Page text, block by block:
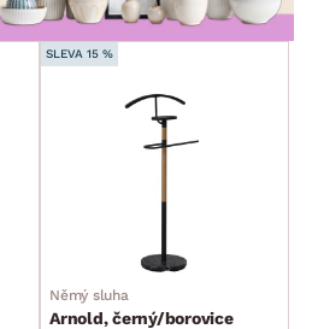
SLEVA 15 %
Němý sluha
Arnold, černý/borovice